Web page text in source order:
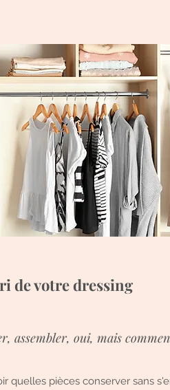
de votre dressing
assembler, oui, mais
quelles pièces conserver sans